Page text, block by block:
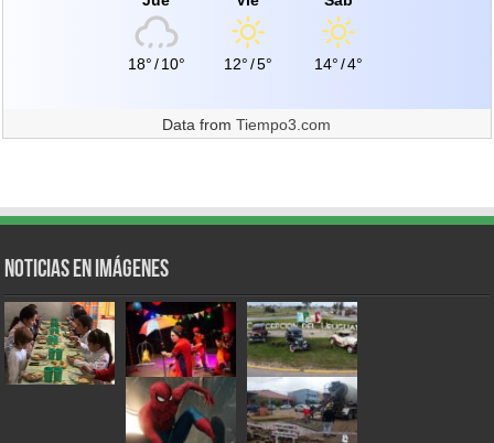
18°/10° 12°/5° 14°/4°
Data fromTiempo3.com
Noticias en Imágenes